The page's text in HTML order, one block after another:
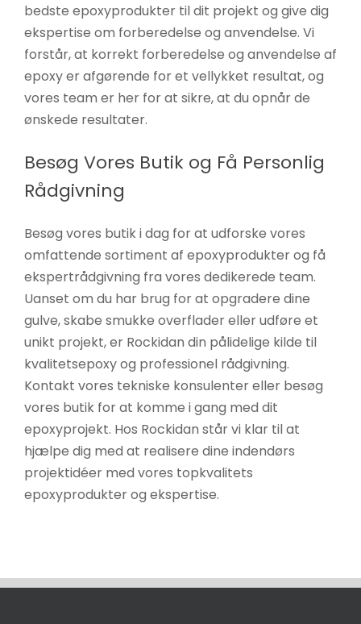
bedste epoxyprodukter til dit projekt og give dig
ekspertise om forberedelse og anvendelse. Vi
forstår, at korrekt forberedelse og anvendelse af
epoxy er afgørende for et vellykket resultat, og
vores team er her for at sikre, at du opnår de
ønskede resultater.
Besøg Vores Butik og Få Personlig
Rådgivning
Besøg vores butik i dag for at udforske vores
omfattende sortiment af epoxyprodukter og få
ekspertrådgivning fra vores dedikerede team.
Uanset om du har brug for at opgradere dine
gulve, skabe smukke overflader eller udføre et
unikt projekt, er Rockidan din pålidelige kilde til
kvalitetsepoxy og professionel rådgivning.
Kontakt vores tekniske konsulenter eller besøg
vores butik for at komme i gang med dit
epoxyprojekt. Hos Rockidan står vi klar til at
hjælpe dig med at realisere dine indendørs
projektidéer med vores topkvalitets
epoxyprodukter og ekspertise.